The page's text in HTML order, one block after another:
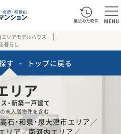
エリアモデルハウス
暮らし
す - トップに戻る
リア
・新築一戸建て
未入居物件を含む
高石・和泉・泉大津市エリア ／
リア／南河内エリア ／